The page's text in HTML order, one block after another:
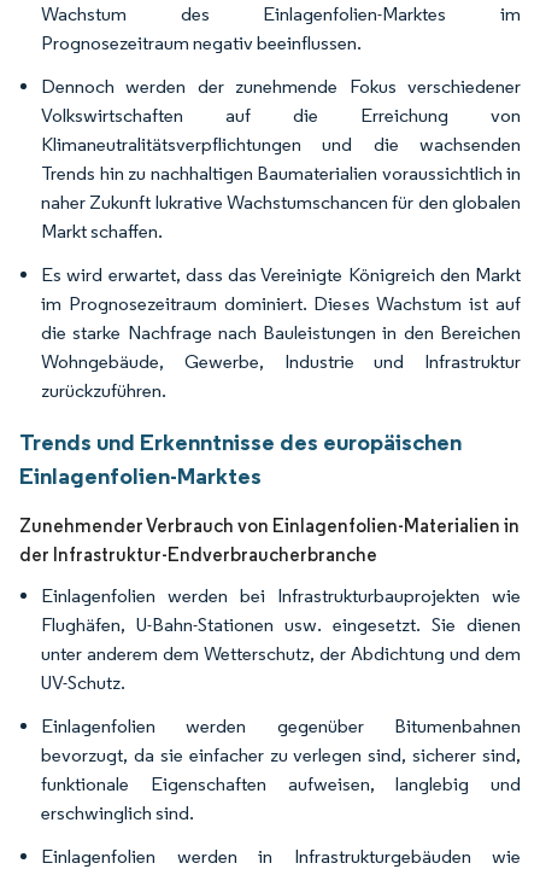
Wachstum des Einlagenfolien-Marktes im
Prognosezeitraum negativ beeinflussen.
Dennoch werden der zunehmende Fokus verschiedener
Volkswirtschaften auf die Erreichung von
Klimaneutralitätsverpflichtungen und die wachsenden
Trends hin zu nachhaltigen Baumaterialien voraussichtlich in
naher Zukunft lukrative Wachstumschancen für den globalen
Markt schaffen.
Es wird erwartet, dass das Vereinigte Königreich den Markt
im Prognosezeitraum dominiert. Dieses Wachstum ist auf
die starke Nachfrage nach Bauleistungen in den Bereichen
Wohngebäude, Gewerbe, Industrie und Infrastruktur
zurückzuführen.
Trends und Erkenntnisse des europäischen
Einlagenfolien-Marktes
Zunehmender Verbrauch von Einlagenfolien-Materialien in
der Infrastruktur-Endverbraucherbranche
Einlagenfolien werden bei Infrastrukturbauprojekten wie
Flughäfen, U-Bahn-Stationen usw. eingesetzt. Sie dienen
unter anderem dem Wetterschutz, der Abdichtung und dem
UV-Schutz.
Einlagenfolien werden gegenüber Bitumenbahnen
bevorzugt, da sie einfacher zu verlegen sind, sicherer sind,
funktionale Eigenschaften aufweisen, langlebig und
erschwinglich sind.
Einlagenfolien werden in Infrastrukturgebäuden wie